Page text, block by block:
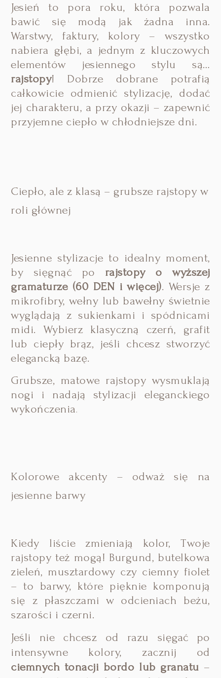
Jesień to pora roku, która pozwala
bawić się modą jak żadna inna.
Warstwy, faktury, kolory – wszystko
nabiera głębi, a jednym z kluczowych
elementów jesiennego stylu są…
rajstopy! Dobrze dobrane potrafią
całkowicie odmienić stylizację, dodać
jej charakteru, a przy okazji – zapewnić
przyjemne ciepło w chłodniejsze dni.
Ciepło, ale z klasą – grubsze rajstopy w
roli głównej
Jesienne stylizacje to idealny moment,
by sięgnąć po rajstopy o wyższej
gramaturze (60 DEN i więcej). Wersje z
mikrofibry, wełny lub bawełny świetnie
wyglądają z sukienkami i spódnicami
midi. Wybierz klasyczną czerń, grafit
lub ciepły brąz, jeśli chcesz stworzyć
elegancką bazę.
Grubsze, matowe rajstopy wysmuklają
nogi i nadają stylizacji eleganckiego
wykończenia.
Kolorowe akcenty – odważ się na
jesienne barwy
Kiedy liście zmieniają kolor, Twoje
rajstopy też mogą! Burgund, butelkowa
zieleń, musztardowy czy ciemny fiolet
– to barwy, które pięknie komponują
się z płaszczami w odcieniach beżu,
szarości i czerni.
Jeśli nie chcesz od razu sięgać po
intensywne kolory, zacznij od
ciemnych tonacji bordo lub granatu –